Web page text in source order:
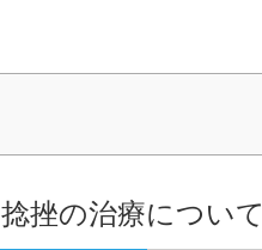
捻挫の治療について